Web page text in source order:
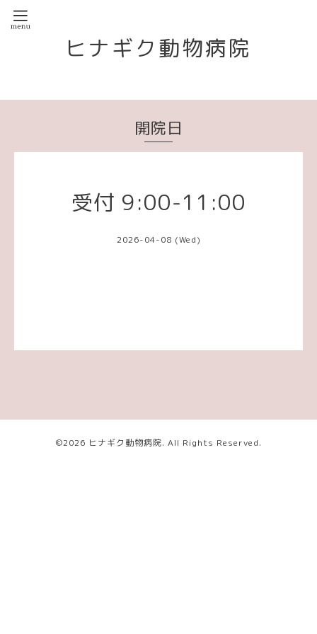
ヒナギク動物病院
開院日
受付 9:00-11:00
2026-04-08 (Wed)
©2026 ヒナギク動物病院. All Rights Reserved.